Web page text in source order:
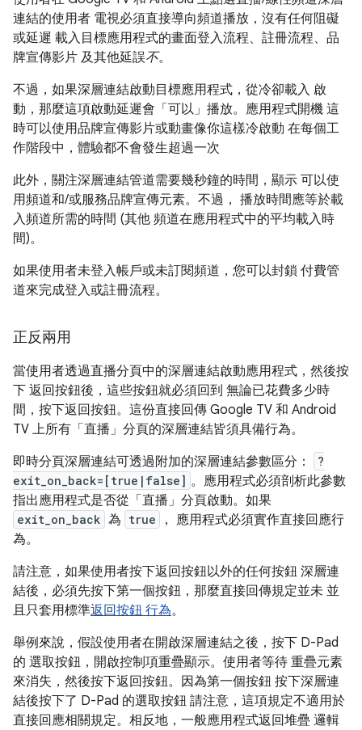
連結的使用者 電視必須直接導向頻道播放，沒有任何阻礙
或延遲 載入目標應用程式的畫面登入流程、註冊流程、品
牌宣傳影片 及其他延誤不。
不過，如果深層連結啟動目標應用程式，從冷卻載入 啟
動，那麼這項啟動延遲會「可以」 播放。應用程式開機 這
時可以使用品牌宣傳影片或動畫像你這樣冷啟動 在每個工
作階段中，體驗都不會發生超過一次
此外，關注深層連結管道需要幾秒鐘的時間，顯示 可以使
用頻道和/或服務品牌宣傳元素。不過， 播放時間應等於載
入頻道所需的時間 (其他 頻道在應用程式中的平均載入時
間)。
如果使用者未登入帳戶或未訂閱頻道，您可以封鎖 付費管
道來完成登入或註冊流程。
正反兩用
當使用者透過直播分頁中的深層連結啟動應用程式，然後按
下 返回按鈕後，這些按鈕就必須回到 無論已花費多少時
間，按下返回按鈕。這份直接回傳 Google TV 和 Android
TV 上所有「直播」分頁的深層連結皆須具備行為。
即時分頁深層連結可透過附加的深層連結參數區分：
?
exit_on_back=[true|false] 。應用程式必須剖析此參數
指出應用程式是否從「直播」分頁啟動。如果
exit_on_back 為 true
， 應用程式必須實作直接回應行
為。
請注意，如果使用者按下返回按鈕以外的任何按鈕 深層連
結後，必須先按下第一個按鈕，那麼直接回傳規定並未 並
且只套用標準返回按鈕 行為。
舉例來說，假設使用者在開啟深層連結之後，按下 D-Pad
的 選取按鈕，開啟控制項重疊顯示。使用者等待 重疊元素
來消失，然後按下返回按鈕。因為第一個按鈕 按下深層連
結後按下了 D-Pad 的選取按鈕 請注意，這項規定不適用於
直接回應相關規定。相反地，一般應用程式返回堆疊 邏輯